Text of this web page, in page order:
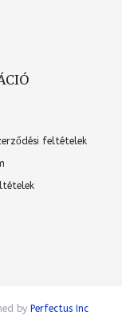
feltételek
by Perfectus Inc